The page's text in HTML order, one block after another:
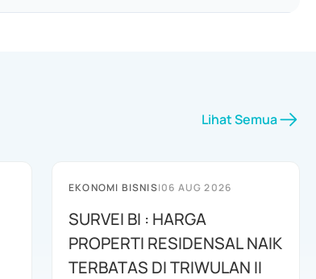
Lihat Semua
EKONOMI BISNIS|06 AUG 2026
SURVEI BI : HARGA
PROPERTI RESIDENSAL NAIK
TERBATAS DI TRIWULAN II